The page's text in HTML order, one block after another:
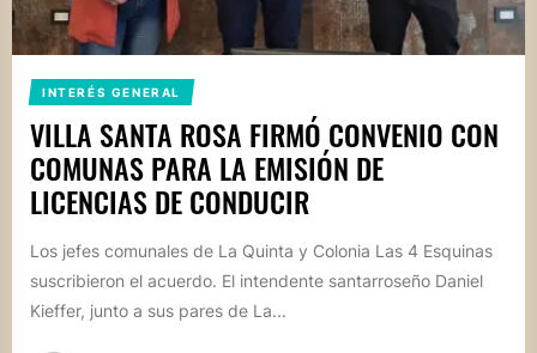
INTERÉS GENERAL
VILLA SANTA ROSA FIRMÓ CONVENIO CON
COMUNAS PARA LA EMISIÓN DE
LICENCIAS DE CONDUCIR
Los jefes comunales de La Quinta y Colonia Las 4 Esquinas
suscribieron el acuerdo. El intendente santarroseño Daniel
Kieffer, junto a sus pares de La...